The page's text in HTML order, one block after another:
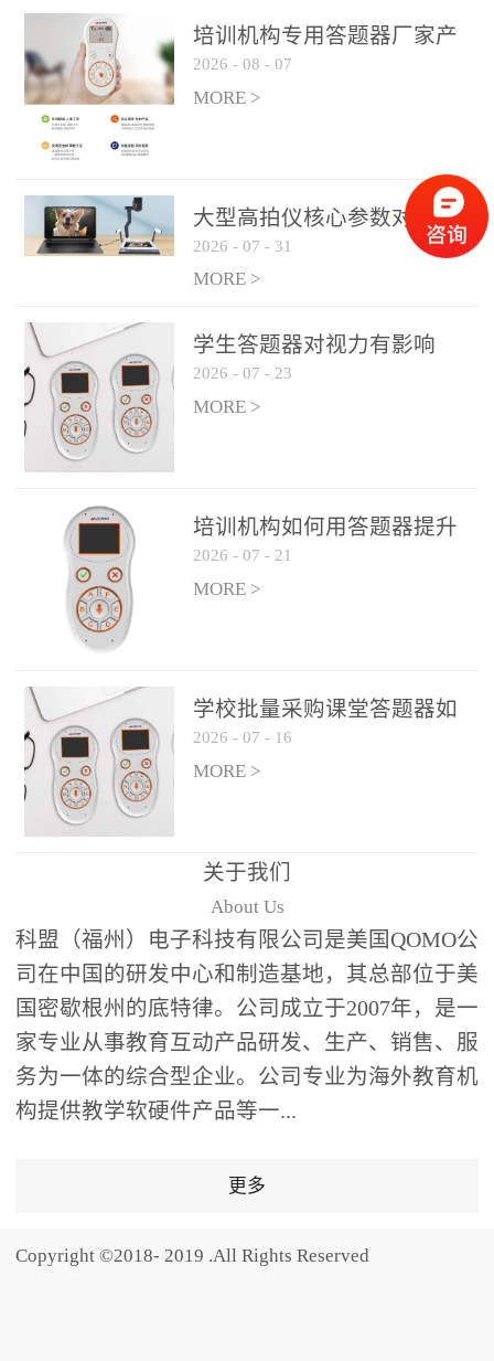
课堂互动解决方案，重新
定义了师生互动的新模
式。极简操作，轻松融入
教学流程QVote 深谙教师
教学节奏的重要性，采用
念，教师无需复杂培训即
可快速上手。软件支持与
PPT、白板等常用教学工具
几步：打开软件、选择互
动模式、发起互动任务，
整个过程不超过 30 秒，完
美融入正常教学流程，避
免打断课堂连贯性。无论
点讲解互动，还是课后即
时反馈，QVote 都能灵活
适配不同教学环节需求，
让教师专注于教学内容本
身，而非技术操作。多元
热情QVote 提供了丰富的
互动功能矩阵，满足不同
学科、不同教学目标的互
动需求：即时答题：支持
单选题、多选题、判断题
等基础题型，学生通过答
题器快速响应，系统实时
统计答题数据并生成可视
化图表，让教师瞬间掌握
学生知识掌握情况。主观
反馈：包含简答题、观点
阐述等开放式互动，鼓励
学生自由表达思考过程，
培养批判性思维与表达能
功能增加课堂趣味性，同
培训机构专用答题器厂家产
品方案
2026 - 08 - 07
MORE >
大型高拍仪核心参数对比与
选购建议
2026 - 07 - 31
MORE >
学生答题器对视力有影响
吗？
2026 - 07 - 23
MORE >
培训机构如何用答题器提升
学生专注度
2026 - 07 - 21
MORE >
学校批量采购课堂答题器如
何选厂家
2026 - 07 - 16
MORE >
关于我们
About Us
科盟（福州）电子科技有限公司是美国QOMO公
司在中国的研发中心和制造基地，其总部位于美
国密歇根州的底特律。公司成立于2007年，是一
家专业从事教育互动产品研发、生产、销售、服
务为一体的综合型企业。公司专业为海外教育机
构提供教学软硬件产品等一...
更多
Copyright ©2018- 2019 .All Rights Reserved